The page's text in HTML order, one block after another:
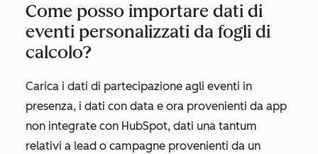
Come posso importare dati di
eventi personalizzati da fogli di
calcolo?
Carica i dati di partecipazione agli eventi in
presenza, i dati con data e ora provenienti da app
non integrate con HubSpot, dati una tantum
relativi a lead o campagne provenienti da un